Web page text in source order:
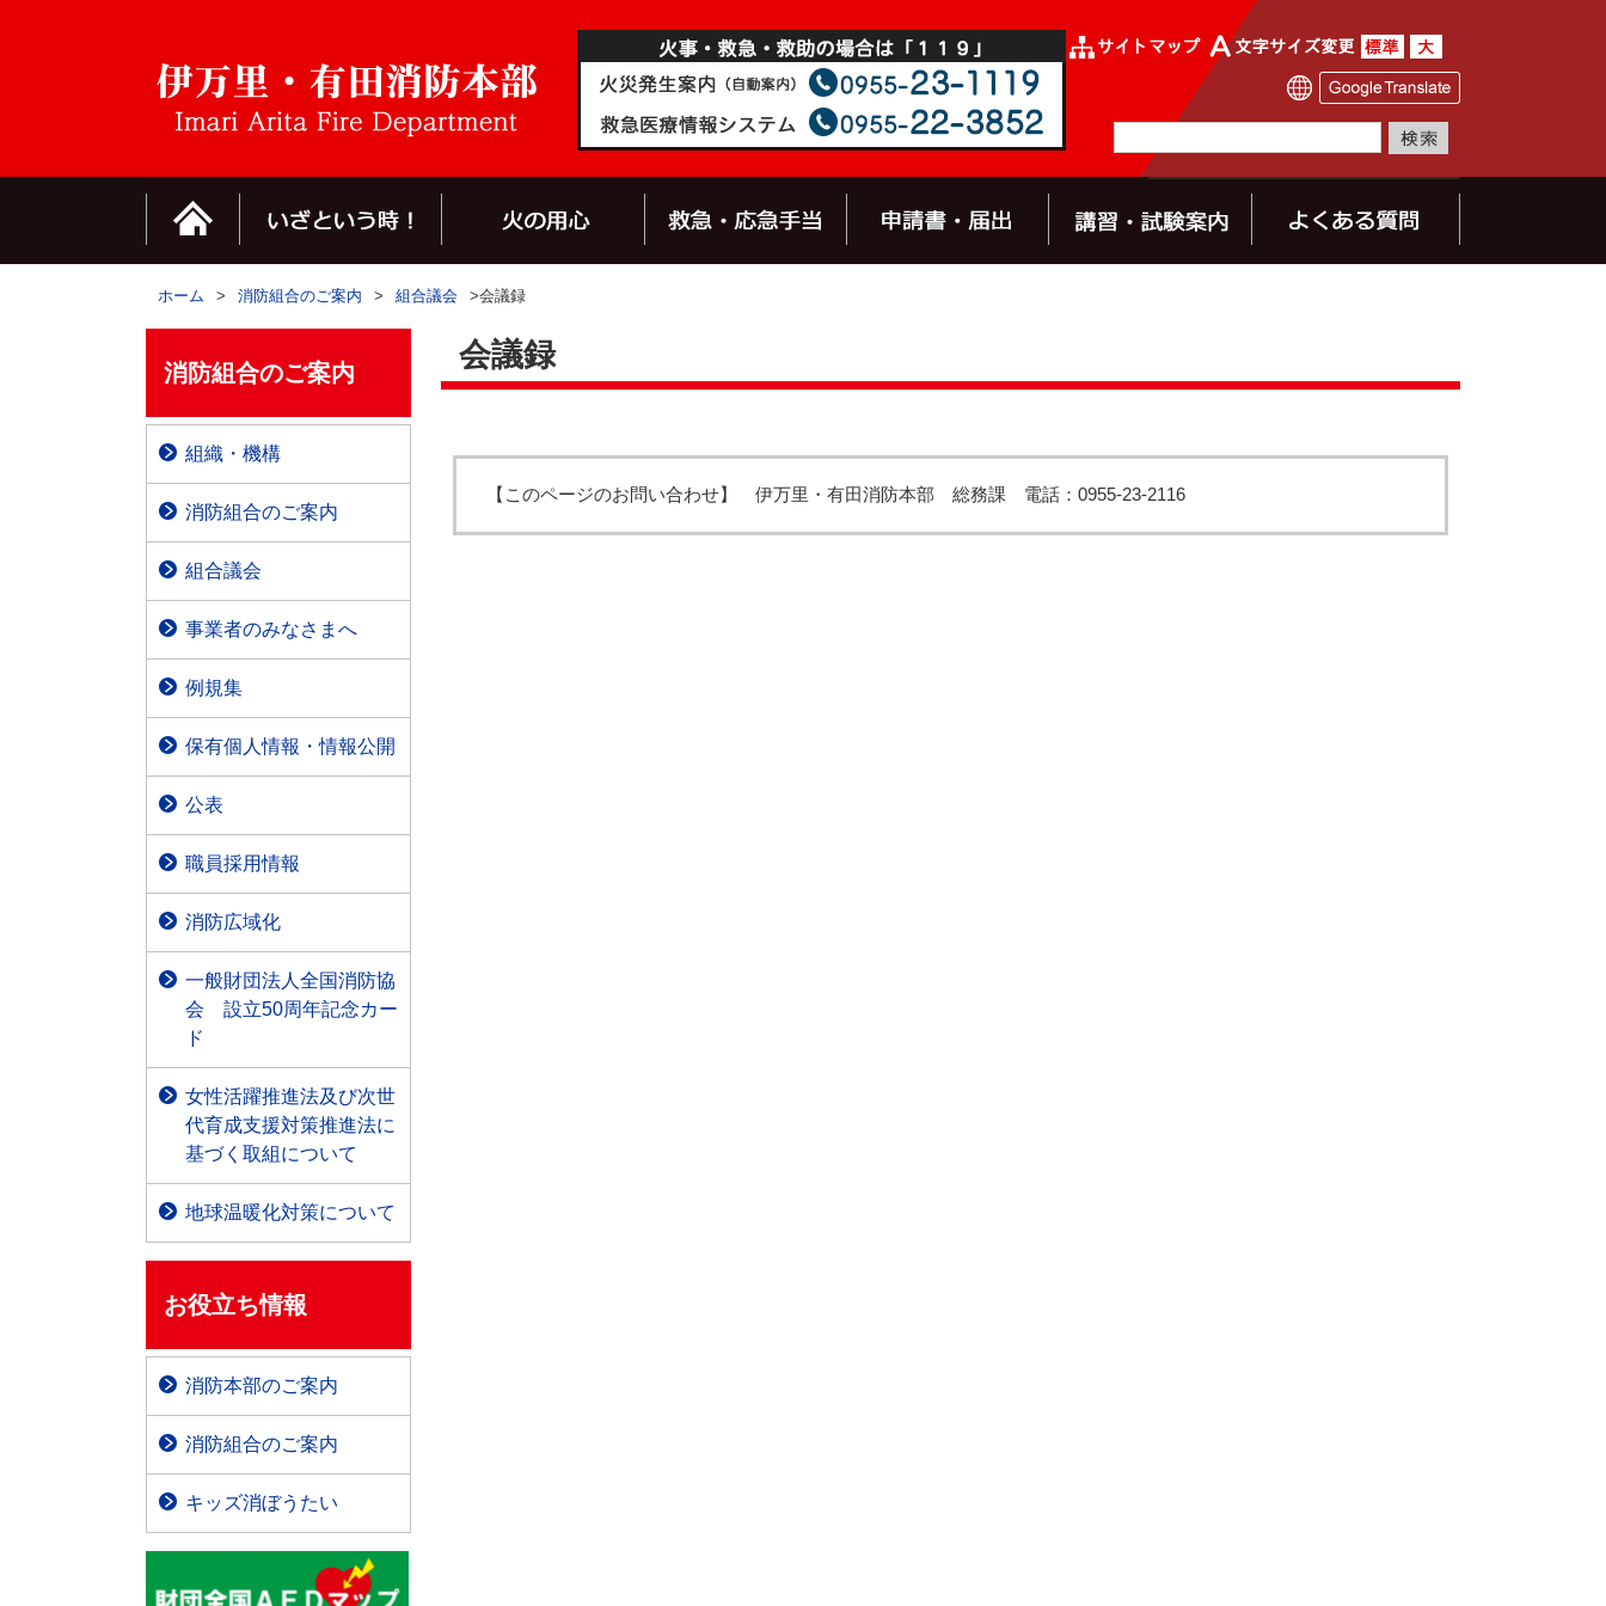
ホーム > 消防組合のご案内 > 組合議会 >会議録
消防組合のご案内
組織・機構
消防組合のご案内
組合議会
事業者のみなさまへ
例規集
保有個人情報・情報公開
公表
職員採用情報
消防広域化
一般財団法人全国消防協
会 設立50周年記念カー
ド
女性活躍推進法及び次世
代育成支援対策推進法に
基づく取組について
地球温暖化対策について
お役立ち情報
消防本部のご案内
消防組合のご案内
キッズ消ぼうたい
会議録
【このページのお問い合わせ】 伊万里・有田消防本部 総務課 電話： 0955‐23‐2116